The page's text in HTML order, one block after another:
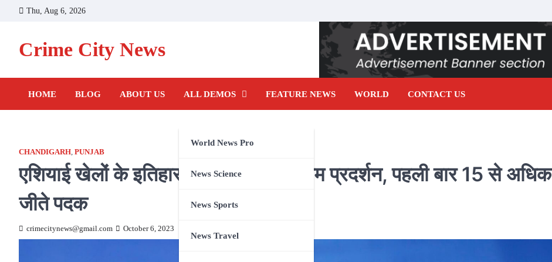
Thu, Aug 6, 2026
Crime City News
HOME BLOG ABOUT US ALL DEMOS
World News Pro
News Science
News Sports
News Travel
FEATURE NEWS WORLD CONTACT US
CHANDIGARH, PUNJAB
एशियाई खेलों के इतिहास में पंजाब का सर्वाेत्तम प्रदर्शन, पहली बार 15 से अधिक
जीते पदक
crimecitynews@gmail.com October 6, 2023